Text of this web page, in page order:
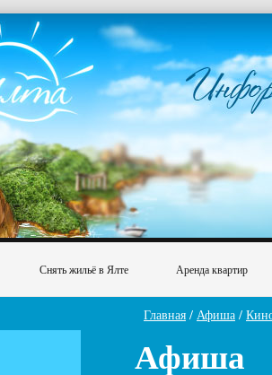
Снять жильё в Ялте Аренда квартир
Главная / Афиша /
Афиша